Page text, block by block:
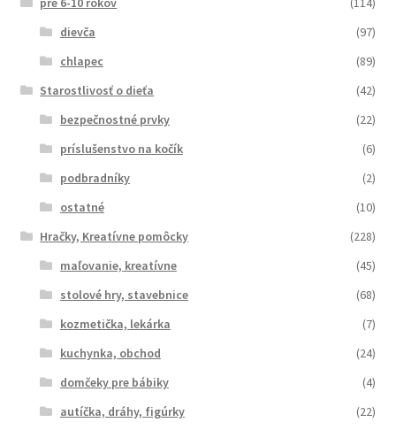
dievča
(97)
chlapec
(89)
Starostlivosť o dieťa
(42)
bezpečnostné prvky
(22)
príslušenstvo na kočík
(6)
podbradníky
(2)
ostatné
(10)
Hračky, Kreatívne pomôcky
(228)
maľovanie, kreatívne
(45)
stolové hry, stavebnice
(68)
kozmetička, lekárka
(7)
kuchynka, obchod
(24)
domčeky pre bábiky
(4)
autíčka, dráhy, figúrky
(22)